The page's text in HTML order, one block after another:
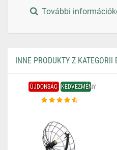
További
INNE PRODUKTY Z KATEGORII
ÚJDONSÁG KEDVEZMÉNY